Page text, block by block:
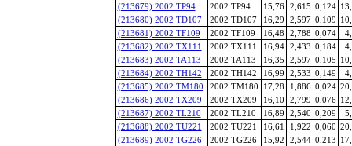
(213679) 2002 TP94
2002 TP94 15,76 2,615 0,124
(213680) 2002 TD107
2002 TD107 16,29 2,597 0,109
(213681) 2002 TF109
2002 TF109 16,48 2,788 0,074
(213682) 2002 TX111
2002 TX111 16,94 2,433 0,184
(213683) 2002 TA113
2002 TA113 16,35 2,597 0,105
(213684) 2002 TH142
2002 TH142 16,99 2,533 0,149
(213685) 2002 TM180
2002 TM180 17,28 1,886 0,024
(213686) 2002 TX209
2002 TX209 16,10 2,799 0,076
(213687) 2002 TL210
2002 TL210 16,89 2,540 0,209
(213688) 2002 TU221
2002 TU221 16,61 1,922 0,060
(213689) 2002 TG226
2002 TG226 15,92 2,544 0,213